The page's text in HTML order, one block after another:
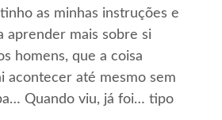
as minhas instruções e
aprender mais sobre si
homens, que a coisa
acontecer até mesmo sem
Quando viu, já foi… tipo